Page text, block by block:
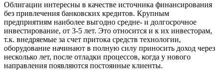
Облигации интересны в качестве источника финансирования
без привлечения банковских кредитов. Крупным
предприятиям наиболее выгодно средне- и долгосрочное
инвестирование, от 3-5 лет. Это относится и к их инвесторам,
т.к. внедряемые за счет притока средств технологии,
оборудование начинают в полную силу приносить доход через
несколько лет, после отладки процессов, когда у нового
направления появляются постоянные клиенты.